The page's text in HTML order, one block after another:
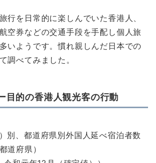
行を日常的に楽しんでいた香港人、
空券などの交通手段を手配し個人旅
いようです。慣れ親しんだ日本での
調べてみました。
目的の香港人観光客の行動
別、都道府県別外国人延べ宿泊者数
道府県）